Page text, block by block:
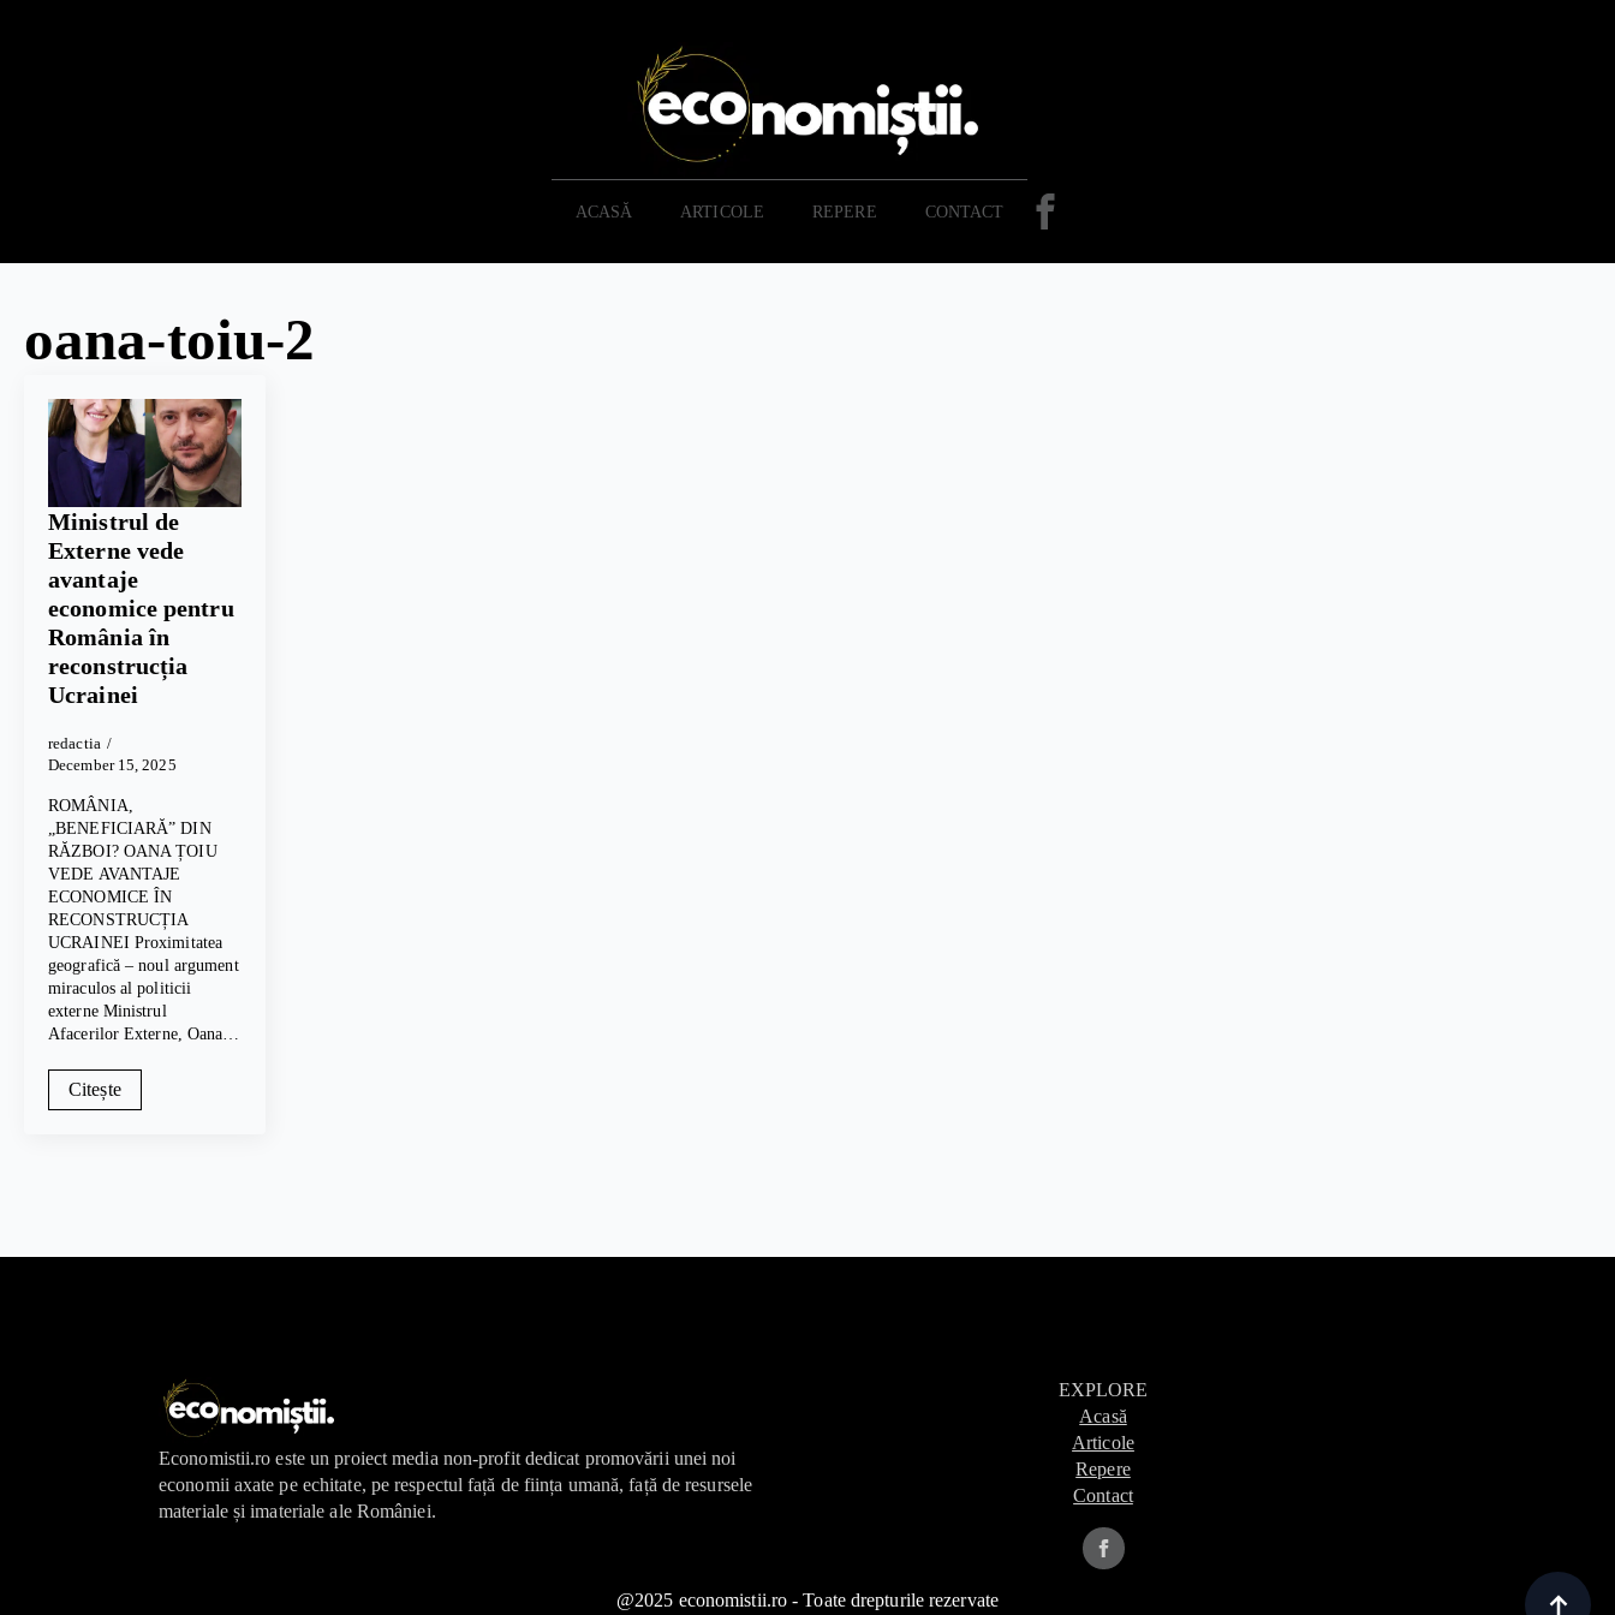
ACASĂ ARTICOLE REPERE CONTACT
oana-toiu-2
Ministrul de
Externe vede
avantaje
economice pentru
România în
reconstrucția
Ucrainei
redactia
December 15, 2025
ROMÂNIA,
„BENEFICIARĂ” DIN
RĂZBOI? OANA ȚOIU
VEDE AVANTAJE
ECONOMICE ÎN
RECONSTRUCȚIA
UCRAINEI Proximitatea
geografică – noul argument
miraculos al politicii
externe Ministrul
Afacerilor Externe, Oana…
Citește
Economistii.ro este un proiect media non-profit dedicat promovării unei noi
economii axate pe echitate, pe respectul față de ființa umană, față de resursele
materiale și imateriale ale României.
EXPLORE
Acasă
Articole
Repere
Contact
@2025 economistii.ro - Toate drepturile rezervate